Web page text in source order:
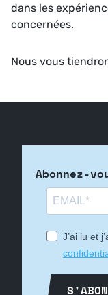
dans les
concernées.
Nous vous
Abonnez-
J’ai lu et